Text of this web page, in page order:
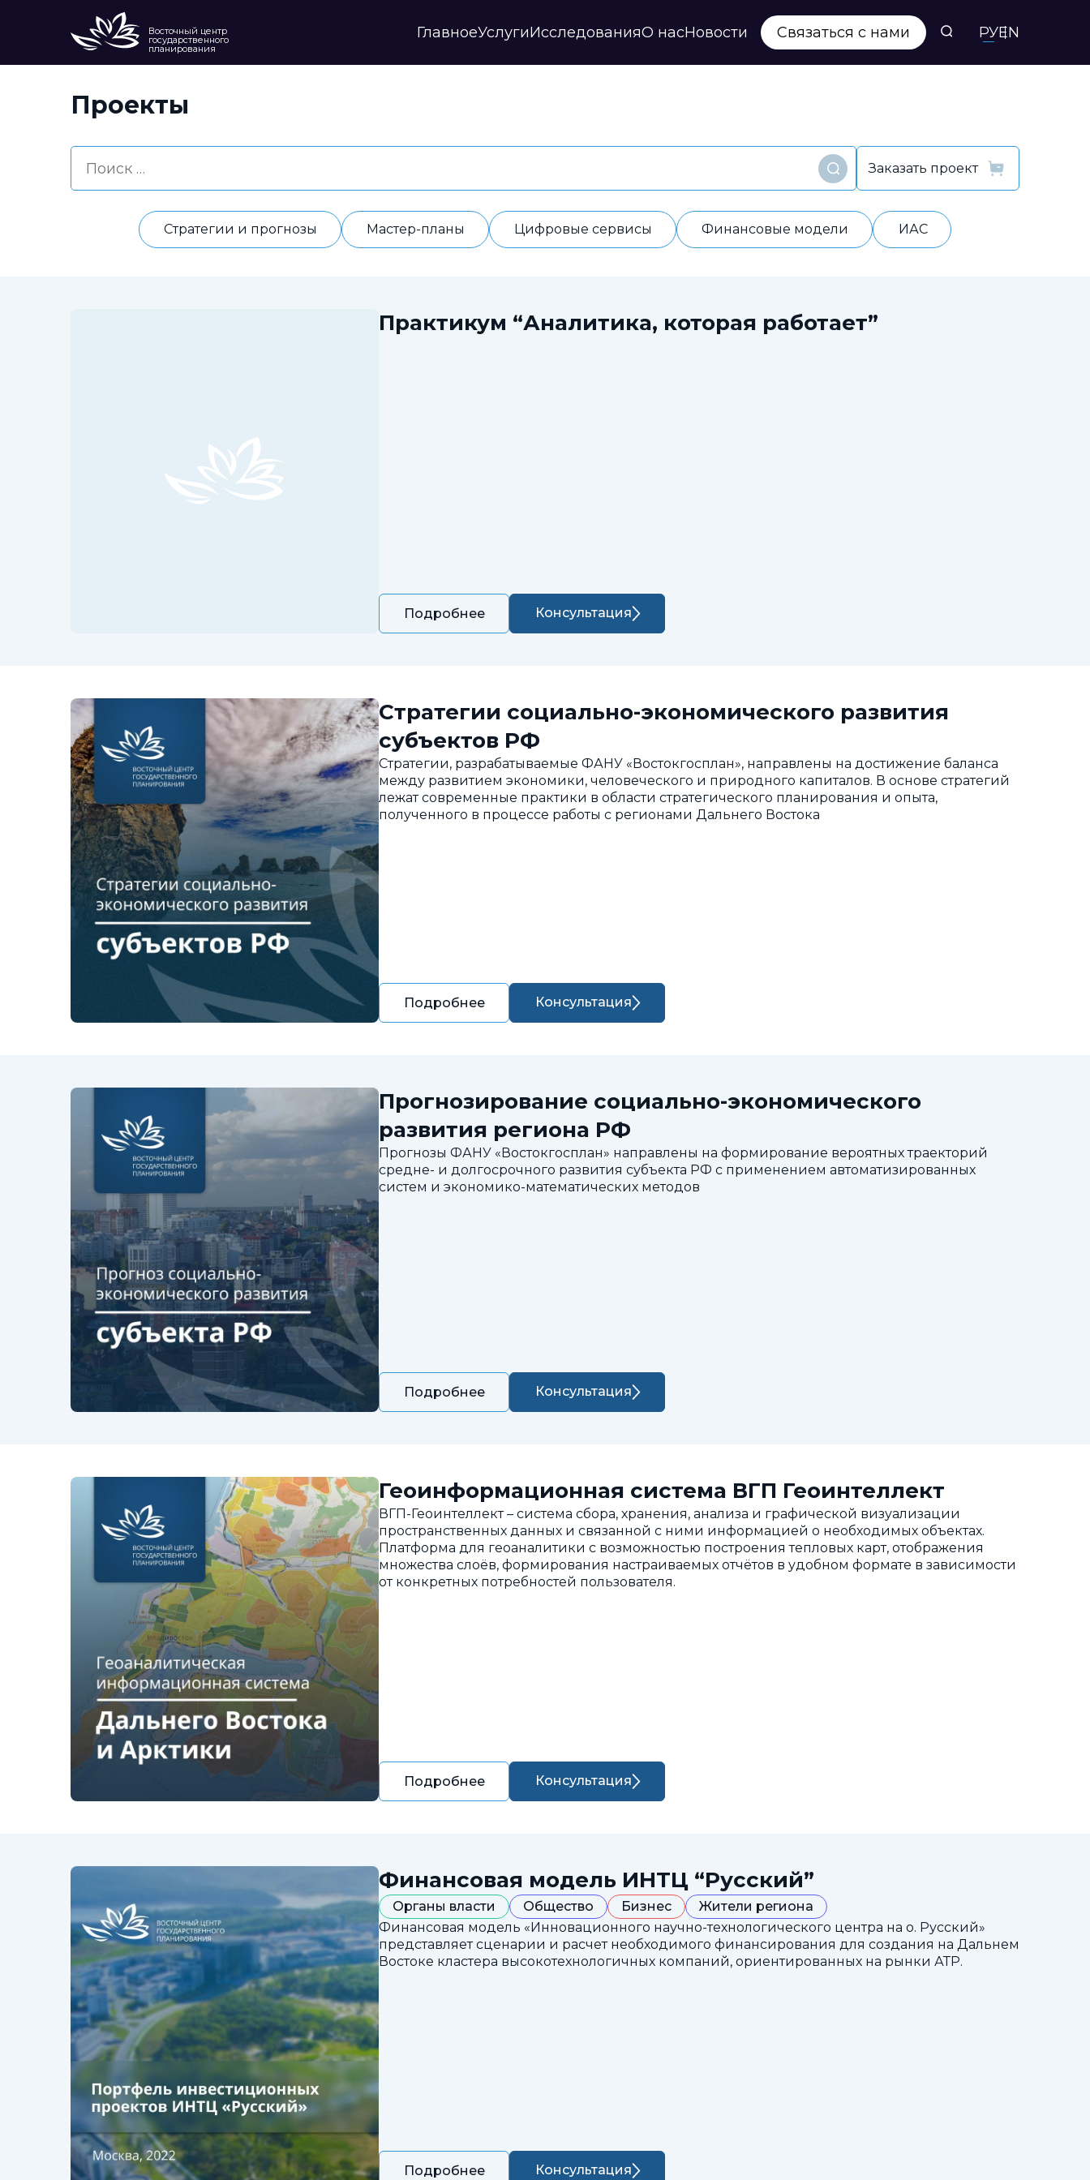
Восточный центр
государственного
планирования
ГлавноеУслуги
Финансовые модели
Исследования
Профили регионов
О нас
Документы
Новости Связаться с нами РУEN
Проекты
НайтиЗаказать проект
Стратегии и прогнозы Мастер-планы Цифровые сервисы Финансовые модели ИАС
Практикум “Аналитика, которая работает”
Подробнее Консультация
Стратегии социально-экономического развития
субъектов РФ
Стратегии, разрабатываемые ФАНУ «Востокгосплан», направлены на достижение баланса
между развитием экономики, человеческого и природного капиталов. В основе стратегий
лежат современные практики в области стратегического планирования и опыта,
полученного в процессе работы с регионами Дальнего Востока
Подробнее Консультация
Прогнозирование социально-экономического
развития региона РФ
Прогнозы ФАНУ «Востокгосплан» направлены на формирование вероятных траекторий
средне- и долгосрочного развития субъекта РФ с применением автоматизированных
систем и экономико-математических методов
Подробнее Консультация
Геоинформационная система ВГП Геоинтеллект
ВГП-Геоинтеллект – система сбора, хранения, анализа и графической визуализации
пространственных данных и связанной с ними информацией о необходимых объектах.
Платформа для геоаналитики с возможностью построения тепловых карт, отображения
множества слоёв, формирования настраиваемых отчётов в удобном формате в зависимости
от конкретных потребностей пользователя.
Подробнее Консультация
Финансовая модель ИНТЦ “Русский”
Органы власти Общество Бизнес
Жители региона
Финансовая модель «Инновационного научно-технологического центра на о. Русский»
представляет сценарии и расчет необходимого финансирования для создания на Дальнем
Востоке кластера высокотехнологичных компаний, ориентированных на рынки АТР.
Подробнее Консультация